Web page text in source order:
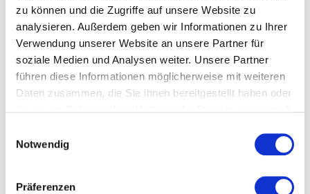
zu können und die Zugriffe auf unsere Website zu
analysieren. Außerdem geben wir Informationen zu Ihrer
Verwendung unserer Website an unsere Partner für
soziale Medien und Analysen weiter. Unsere Partner
führen diese Informationen möglicherweise mit weiteren
Daten zusammen, die Sie ihnen bereitgestellt haben oder
Notwendig
Präferenzen
Altersgruppe:14+
Kosten und Anmeldung
Veranstaltet von